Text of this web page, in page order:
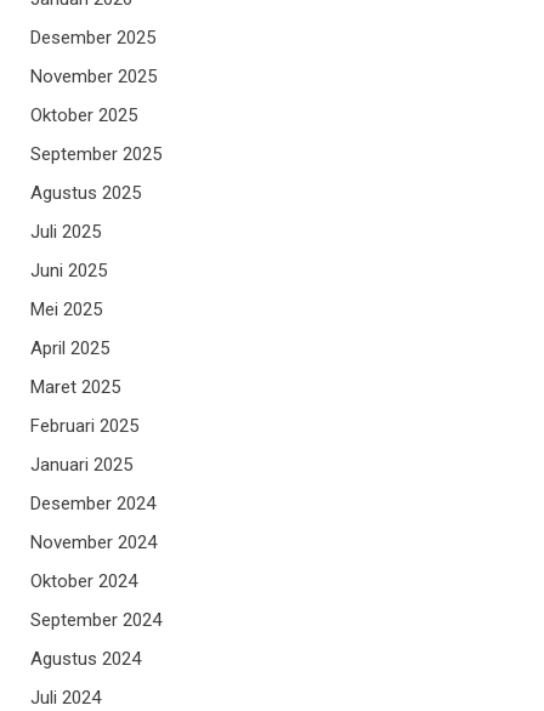
Desember 2025
November 2025
Oktober 2025
September 2025
Agustus 2025
Juli 2025
Juni 2025
Mei 2025
April 2025
Maret 2025
Februari 2025
Januari 2025
Desember 2024
November 2024
Oktober 2024
September 2024
Agustus 2024
Juli 2024